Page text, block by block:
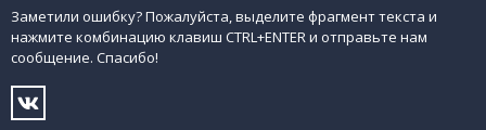
Заметили ошибку? Пожалуйста, выделите фрагмент текста и
нажмите комбинацию клавиш CTRL+ENTER и отправьте нам
сообщение. Спасибо!